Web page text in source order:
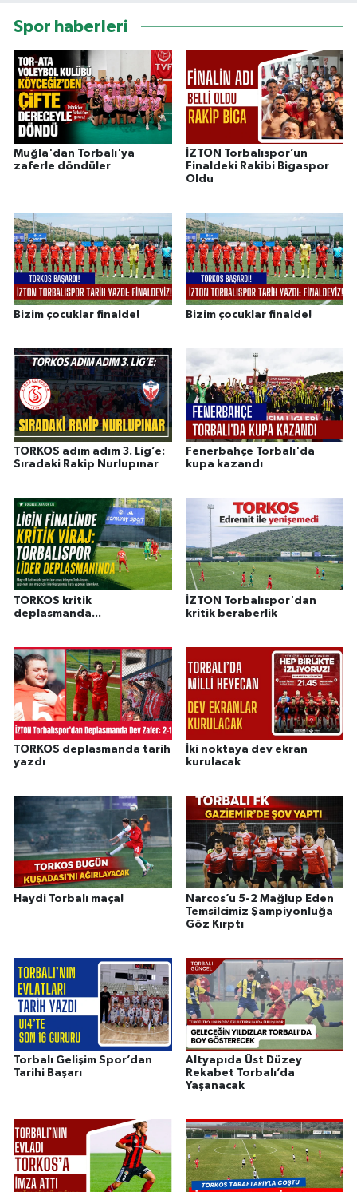
Spor haberleri
Muğla'dan Torbalı'ya
zaferle döndüler
İZTON Torbalıspor’un
Finaldeki Rakibi Bigaspor
Oldu
Bizim çocuklar finalde! Bizim çocuklar finalde!
TORKOS adım adım 3. Lig’e:
Sıradaki Rakip Nurlupınar
Fenerbahçe Torbalı'da
kupa kazandı
TORKOS kritik
deplasmanda...
İZTON Torbalıspor'dan
kritik beraberlik
TORKOS deplasmanda tarih
yazdı
İki noktaya dev ekran
kurulacak
Haydi Torbalı maça!
Narcos’u 5-2 Mağlup Eden
Temsilcimiz Şampiyonluğa
Göz Kırptı
Torbalı Gelişim Spor’dan
Tarihi Başarı
Altyapıda Üst Düzey
Rekabet Torbalı’da
Yaşanacak